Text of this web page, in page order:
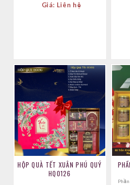
Giá: Liên hệ
HỘP QUÀ TẾT XUÂN PHÚ QUÝ
HQ0126